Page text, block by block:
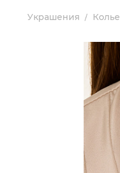
Украшения Колье